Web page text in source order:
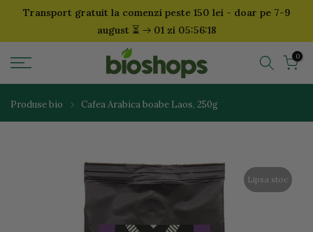
SariTransport gratuit la comenzi peste 150 lei - doar pe 7-9
august ⏳ 01 zi 05:56:18
0
Produse bio Cafea Arabica boabe Laos, 250g
Lipsa stoc